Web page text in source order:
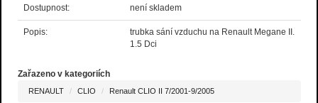
Dostupnost: není skladem
Popis:
trubka sání vzduchu na Renault Megane II.
1.5 Dci
Zařazeno v kategoriích
RENAULT CLIO Renault CLIO II 7/2001-9/2005